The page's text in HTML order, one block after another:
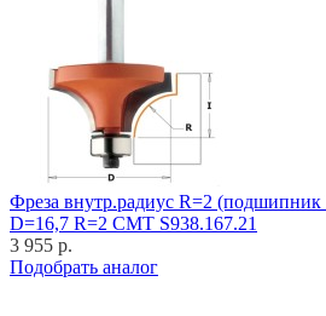
Фреза внутр.радиус R=2 (подшипник
D=16,7 R=2 CMT S938.167.21
3 955 р.
Подобрать аналог